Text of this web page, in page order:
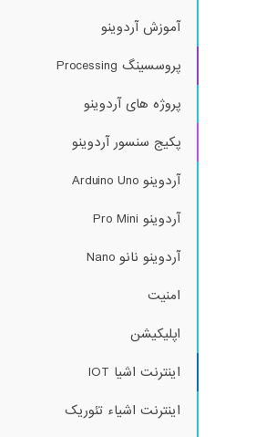
آموزش آردوینو
پروسسینگ Processing
پروژه های آردوینو
پکیج سنسور آردوینو
آردوینو Arduino Uno
آردوینو Pro Mini
آردوینو نانو Nano
امنیت
اپلیکیشن
اینترنت اشیا IOT
اینترنت اشیاء تئوریک